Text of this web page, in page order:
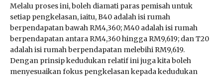
Melalu proses ini, boleh diamati paras pemisah untuk
setiap pengkelasan, iaitu, B40 adalah isi rumah
berpendapatan bawah RM4,360; M40 adalah isi rumah
berpendapatan antara RM4,360 hingga RM9,619; dan T20
adalah isi rumah berpendapatan melebihi RM9,619.
Dengan prinsip kedudukan relatif ini juga kita boleh
menyesuaikan fokus pengkelasan kepada kedudukan